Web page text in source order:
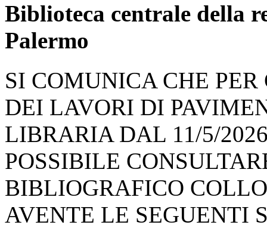
Biblioteca centrale della
Palermo
SI COMUNICA CHE PER
DEI LAVORI DI
LIBRARIA DAL 11/5/
POSSIBILE
BIBLIOGRAFICO
AVENTE LE SEGUENTI